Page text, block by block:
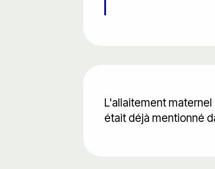
L'allaitement
était déjà mentionné